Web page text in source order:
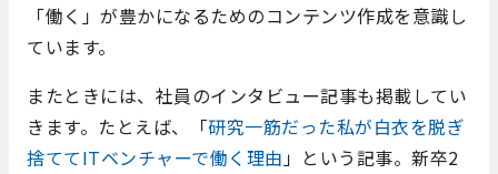
「働く」が豊かになるためのコンテンツ作成を意識し
ています。
またときには、社員のインタビュー記事も掲載してい
きます。たとえば、「研究一筋だった私が白衣を脱ぎ
捨ててITベンチャーで働く理由」という記事。新卒2